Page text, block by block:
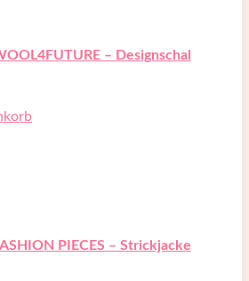
– Designschal
PIECES – Strickjacke